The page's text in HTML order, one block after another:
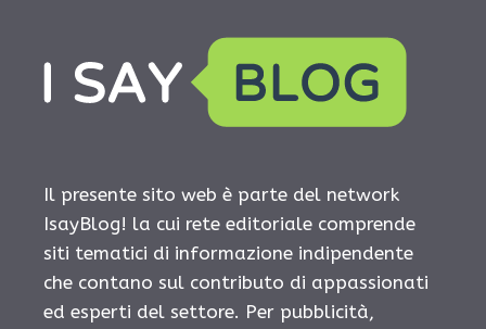
Il presente sito web è parte del network
IsayBlog! la cui rete editoriale comprende
siti tematici di informazione indipendente
che contano sul contributo di appassionati
ed esperti del settore. Per pubblicità,